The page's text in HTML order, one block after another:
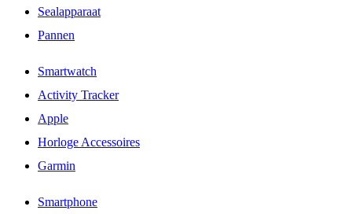
Sealapparaat
Pannen
Smartwatch
Activity Tracker
Apple
Horloge Accessoires
Garmin
Smartphone